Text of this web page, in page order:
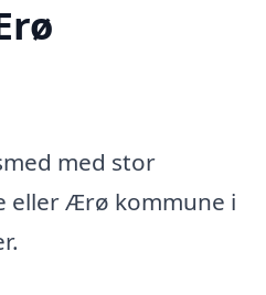
med stor
eller Ærø kommune i